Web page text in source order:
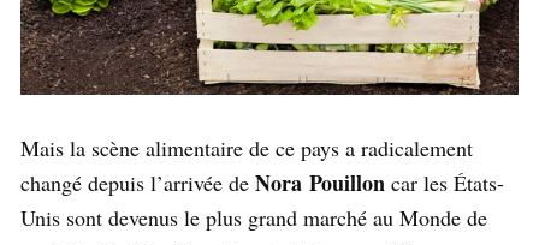
Mais la scène alimentaire de ce pays a radicalement
changé depuis l’arrivée de Nora Pouillon car les États-
Unis sont devenus le plus grand marché au Monde de